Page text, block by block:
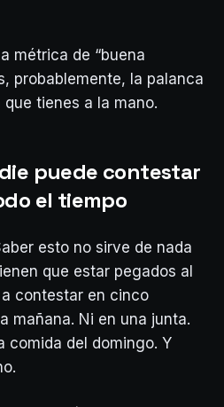
métrica de “buena
probablemente, la palanca
tienes a la mano.
puede contestar
el tiempo
esto no sirve de nada
que estar pegados al
contestar en cinco
mañana. Ni en una junta.
comida del domingo. Y